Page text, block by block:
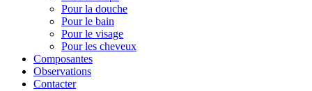
Pour la douche
Pour le bain
Pour le visage
Pour les cheveux
Composantes
Observations
Contacter